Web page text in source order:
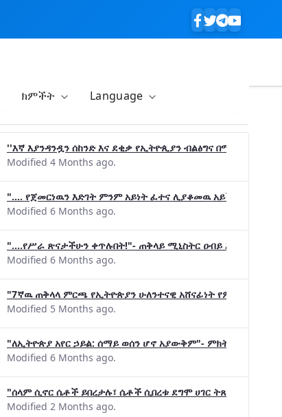
ክምችት Language
''እኛ እያንዳንዷን ሰከንድ እና ደቂቃ የኢትዮጲያን ብልፅግና በሚያረጋግጡ
Modified 4 Months ago.
".... የጀመርነዉን እድገት ምንም አይነት ፈተና ሊያቆመዉ አይችልም"-
Modified 6 Months ago.
"....የሥራ ጽናታችሁን ቀጥሉበት!"- ጠቅላይ ሚኒስትር ዐብይ አሕመድ (ዶ/ር)
Modified 6 Months ago.
"7ኛዉ ጠቅላላ ምርጫ የኢትዮጵያን ሁለንተናዊ አሸናፊነት የምናረጋግጥበት
Modified 5 Months ago.
"ለኢትዮጵያ አየር ኃይል: ሰማይ ወሰን ሆኖ አያውቅም"- ምክትል ጠቅላይ
Modified 6 Months ago.
"ሰላም ሲኖር ሴቶች ይበረታሉ፣ ሴቶች ሲበረቱ ደግሞ ሀገር ትጸናለች"- ዶ/ር
Modified 2 Months ago.